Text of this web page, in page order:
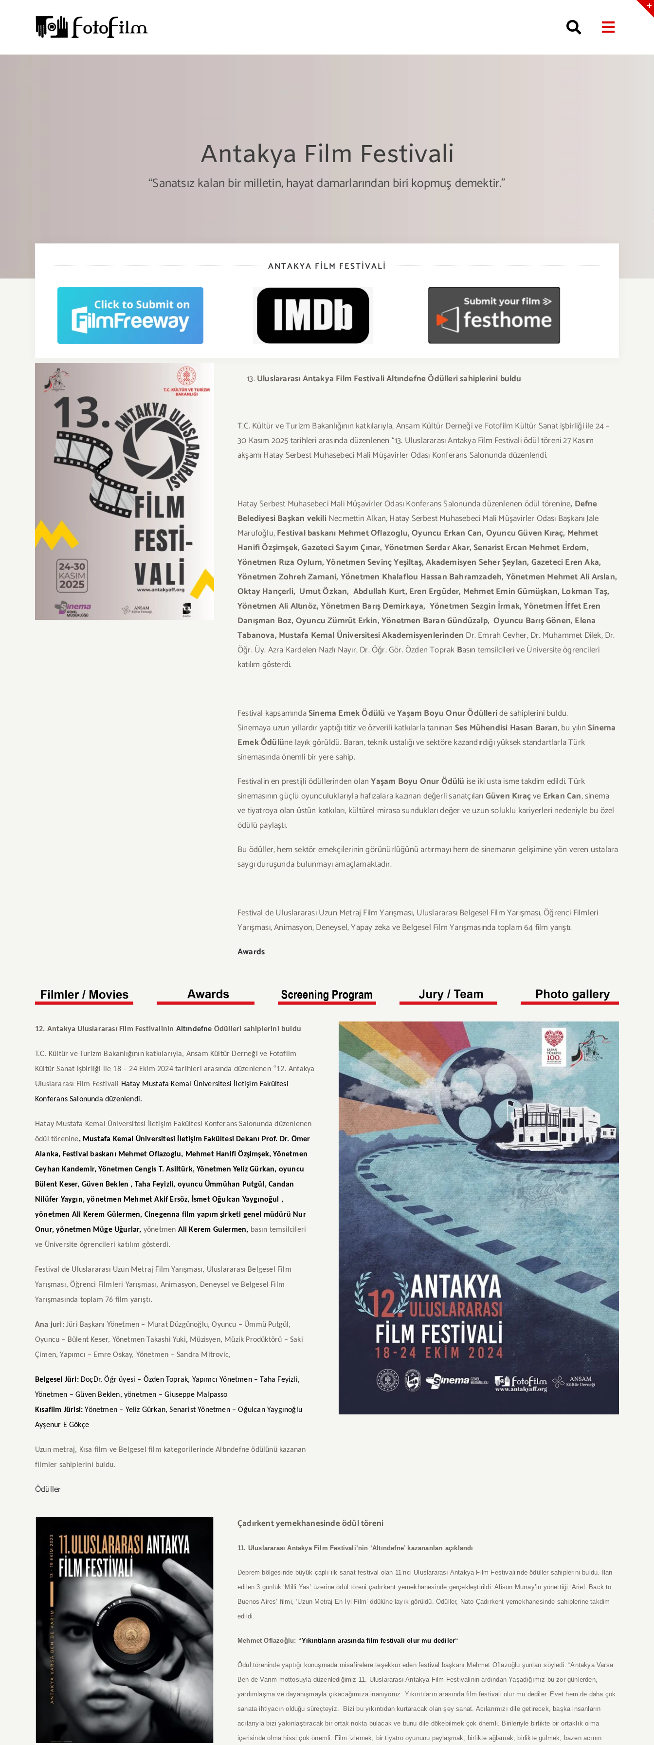
Antakya Film Festivali
“Sanatsız kalan bir milletin, hayat damarlarından biri kopmuş demektir.”
ANTAKYA FILM FESTIVALI
Uluslararası Antakya Film Festivali AltındefneÖdülleri sahiplerini buldu
T.C. Kültür ve Turizm Bakanlığının katkılarıyla, Ansam Kültür Derneği ve Fotofilm Kültür Sanat işbirliği ile 24 –
30 Kasım 2025 tarihleri arasında düzenlenen “13. Uluslararası Antakya Film Festivali ödül töreni 27 Kasım
akşamı Hatay Serbest Muhasebeci Mali Müşavirler Odası Konferans Salonunda düzenlendi.
Hatay Serbest Muhasebeci Mali Müşavirler Odası Konferans Salonunda düzenlenen ödül törenine, Defne
Belediyesi Başkan vekiliNecmettin Alkan, Hatay Serbest Muhasebeci Mali Müşavirler Odası Başkanı Jale
Marufoğlu,Festival baskanı Mehmet Oflazoglu, Oyuncu Erkan Can, Oyuncu Güven Kıraç, Mehmet
Hanifi Özşimşek, Gazeteci Sayım Çınar, Yönetmen Serdar Akar, Senarist Ercan Mehmet Erdem,
Yönetmen Rıza Oylum, Yönetmen Sevinç Yeşiltaş, Akademisyen Seher Şeylan, Gazeteci Eren Aka,
Yönetmen Zohreh Zamani, Yönetmen Khalaflou Hassan Bahramzadeh, Yönetmen Mehmet Ali Arslan,
Oktay Hançerli, Umut Özkan, Abdullah Kurt, Eren Ergüder, Mehmet Emin Gümüşkan, Lokman Taş,
Yönetmen Ali Altınöz, Yönetmen Barış Demirkaya, Yönetmen Sezgin İrmak, Yönetmen İffet Eren
Danışman Boz, Oyuncu Zümrüt Erkin, Yönetmen Baran Gündüzalp, Oyuncu Barış Gönen, Elena
Tabanova, Mustafa Kemal Üniversitesi Akademisyenlerinden Dr. Emrah Cevher, Dr. Muhammet Dilek, Dr.
Öğr. Üy. Azra Kardelen Nazlı Nayır, Dr. Öğr. Gör. Özden Toprak Basın temsilcileri ve Üniversite ögrencileri
katılım gösterdi.
Festival kapsamındaSinema Emek Ödülü veYaşam Boyu Onur Ödülleride sahiplerini buldu.
Sinemaya uzun yıllardır yaptığı titiz ve özverili katkılarla tanınan Ses Mühendisi Hasan Baran, bu yılınSinema
Emek Ödülüne layık görüldü. Baran, teknik ustalığı ve sektöre kazandırdığı yüksek standartlarla Türk
sinemasında önemli bir yere sahip.
Festivalin en prestijli ödüllerinden olanYaşam Boyu Onur Ödülü ise iki usta isme takdim edildi. Türk
sinemasının güçlü oyunculuklarıyla hafızalara kazınan değerli sanatçılarıGüven Kıraçve Erkan Can, sinema
ve tiyatroya olan üstün katkıları, kültürel mirasa sundukları değer ve uzun soluklu kariyerleri nedeniyle bu özel
ödülü paylaştı.
Bu ödüller, hem sektör emekçilerinin görünürlüğünü artırmayı hem de sinemanın gelişimine yön veren ustalara
saygı duruşunda bulunmayı amaçlamaktadır.
Festival de Uluslararası Uzun Metraj Film Yarışması, Uluslararası Belgesel Film Yarışması, Öğrenci Filmleri
Yarışması, Animasyon, Deneysel, Yapay zeka ve Belgesel Film Yarışmasında toplam 64 film yarıştı.
Awards
12. Antakya Uluslararası Film Festivalinin Altındefne Ödülleri sahiplerini buldu
T.C. Kültür ve Turizm Bakanlığının katkılarıyla, Ansam Kültür Derneği ve Fotofilm
Kültür Sanat işbirliği ile 18 – 24 Ekim 2024 tarihleri arasında düzenlenen “12. Antakya
Uluslararası Film Festivali Hatay Mustafa Kemal Üniversitesi İletişim Fakültesi
Konferans Salonunda düzenlendi.
Hatay Mustafa Kemal Üniversitesi İletişim Fakültesi Konferans Salonunda düzenlenen
ödül törenine, Mustafa Kemal Üniversitesi İletişim Fakültesi Dekanı Prof. Dr. Ömer
Alanka, Festival baskanı Mehmet Oflazoglu, Mehmet Hanifi Özşimşek, Yönetmen
Ceyhan Kandemir, Yönetmen Cengis T. Asiltürk, Yönetmen Yeliz Gürkan, oyuncu
Bülent Keser, Güven Beklen , Taha Feyizli, oyuncu Ümmühan Putgül, Candan
Nilüfer Yaygın, yönetmen Mehmet Akif Ersöz, İsmet Oğulcan Yaygınoğul ,
yönetmen Ali Kerem Gülermen, Cinegenna film yapım şirketi genel müdürü Nur
Onur, yönetmen Müge Uğurlar, yönetmen Ali Kerem Gulermen, basın temsilcileri
ve Üniversite ögrencileri katılım gösterdi.
Festival de Uluslararası Uzun Metraj Film Yarışması, Uluslararası Belgesel Film
Yarışması, Öğrenci Filmleri Yarışması, Animasyon, Deneysel ve Belgesel Film
Yarışmasında toplam 76 film yarıştı.
Ana juri:Jüri Başkanı Yönetmen – Murat Düzgünoğlu, Oyuncu – Ümmü Putgül,
Oyuncu – Bülent Keser, Yönetmen
Takashi Yuki, Müzisyen, Müzik Prodüktörü – Saki
Çimen, Yapımcı – Emre Oskay, Yönetmen – Sandra Mitrovic,
Belgesel Jüri: DoçDr. Öğr üyesi – Özden Toprak, Yapımcı Yönetmen – Taha Feyizli,
Yönetmen – Güven Beklen, yönetmen – Giuseppe Malpasso
Kısafilm Jürisi:Yönetmen – Yeliz Gürkan, Senarist Yönetmen – Oğulcan Yaygınoğlu
Ayşenur E Gökçe
Uzun metraj, Kısa film ve Belgesel film kategorilerinde Altındefne ödülünü kazanan
filmler sahiplerini buldu.
Ödüller
Çadırkent yemekhanesinde ödül töreni
11. Uluslararası Antakya Film Festivali’nin ‘Altındefne’ kazananları açıklandı
Deprem bölgesinde büyük çaplı ilk sanat festival olan 11’nci Uluslararası Antakya Film Festivali’nde ödüller sahiplerini buldu. İlan
edilen 3 günlük ‘Milli Yas’ üzerine ödül töreni çadırkent yemekhanesinde gerçekleştirildi. Alison Murray’in yönettiği ‘Ariel: Back to
Buenos Aires’ filmi, ‘Uzun Metraj En İyi Film’ ödülüne layık görüldü. Ödüller, Nato Çadırkent yemekhanesinde sahiplerine takdim
edildi.
Mehmet Oflazoğlu: “Yıkıntıların arasında film festivali olur mu dediler“
Ödül töreninde yaptığı konuşmada misafirelere teşekkür eden festival başkanı Mehmet Oflazoğlu şunları söyledi: “Antakya Varsa
Ben de Varım mottosuyla düzenlediğimiz 11. Uluslararası Antakya Film Festivalinin ardından Yaşadığımız bu zor günlerden,
yardımlaşma ve dayanışmayla çıkacağımıza inanıyoruz. Yıkıntıların arasında film festivali olur mu dediler. Evet hem de daha çok
sanata ihtiyacın olduğu süreçteyiz. Bizi bu yıkıntıdan kurtaracak olan şey sanat. Acılarımızı dile getirecek, başka insanların
acılarıyla bizi yakınlaştıracak bir ortak nokta bulacak ve bunu dile dökebilmek çok önemli. Birileriyle birlikte bir ortaklık olma
içerisinde olma hissi çok önemli. Film izlemek, bir tiyatro oyununu paylaşmak, birlikte ağlamak, birlikte gülmek, bazen acının